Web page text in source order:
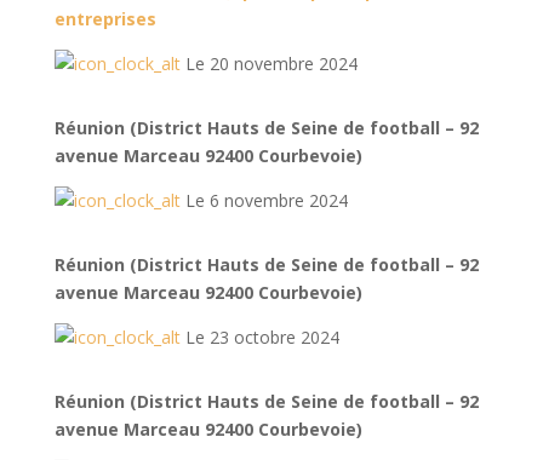
entreprises
Le 20 novembre 2024
Réunion (District Hauts de Seine de football – 92
avenue Marceau 92400 Courbevoie)
Le 6 novembre 2024
Réunion (District Hauts de Seine de football – 92
avenue Marceau 92400 Courbevoie)
Le 23 octobre 2024
Réunion (District Hauts de Seine de football – 92
avenue Marceau 92400 Courbevoie)